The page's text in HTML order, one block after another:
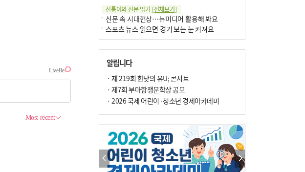
신통이의 신문 읽기 [전체보기]
신문 속 시대현상…뉴미디어 활용해 봐요
스포츠 뉴스 읽으면 경기 보는 눈 커져요
구·군 승진 축하화분 관행 없애자니 소상공인 울상
팩트체크[전체보기]
의령 한우산 털중나리
한 손 뉴스[전체보기]
시민이 개발한 폭염 대응 앱 ‘그늘로’ 길안내 지도 등 인기
골목 맛집 발굴 고메 셀렉션…부산시, 페스티벌 시월 연계
알립니다
· 제 219회 한낮의 유U; 콘서트
· 제7회 부마항쟁문학상 공모
· 2026 국제 어린이·청소년 경제아카데미